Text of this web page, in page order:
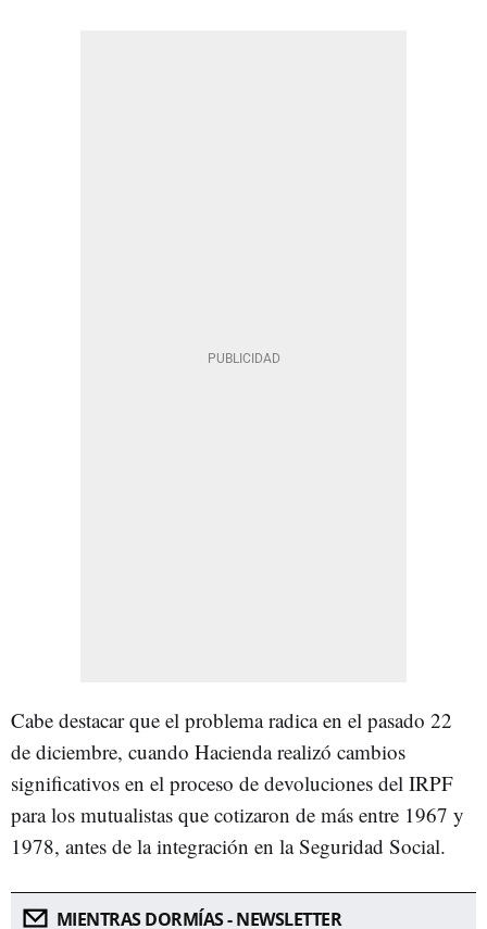
Cabe destacar que el problema radica en el pasado 22
de diciembre, cuando Hacienda realizó cambios
significativos en el proceso de devoluciones del IRPF
para los mutualistas que cotizaron de más entre 1967 y
1978, antes de la integración en la Seguridad Social.
MIENTRAS DORMÍAS - NEWSLETTER